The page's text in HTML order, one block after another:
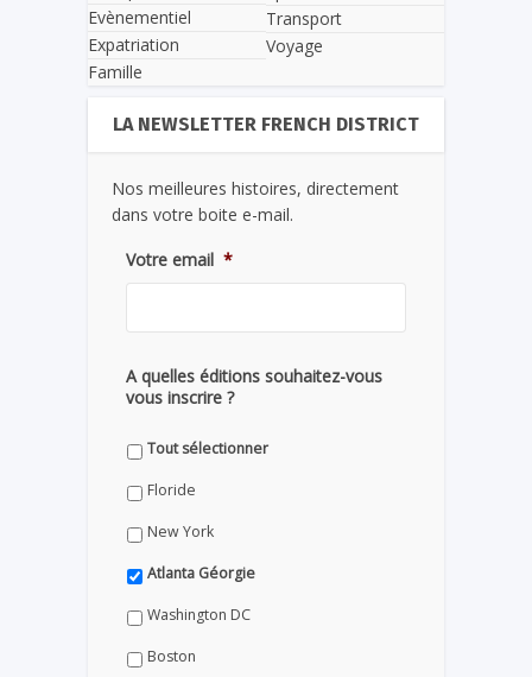
Evènementiel
Expatriation
Famille
Transport
Voyage
LA NEWSLETTER FRENCH DISTRICT
Nos meilleures histoires, directement
dans votre boite e-mail.
Votre email *
A quelles éditions souhaitez-vous
vous inscrire ?
Tout sélectionner
Floride
New York
Atlanta Géorgie
Washington DC
Boston